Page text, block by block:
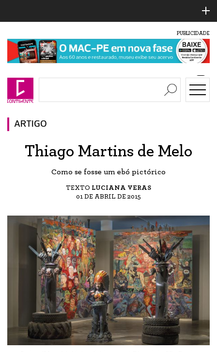
PUBLICIDADE
ARTIGO
Thiago Martins de Melo
Como se fosse um ebó pictórico
TEXTO LUCIANA VERAS
01 DE ABRIL DE 2015